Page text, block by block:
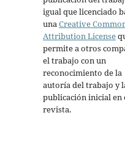
igual que licenciado
una Creative
Attribution License
permite a otros
el trabajo con un
reconocimiento de la
autoría del trabajo y
publicación inicial en
revista.